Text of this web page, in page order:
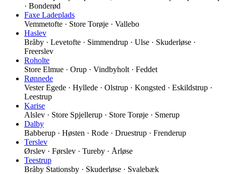
· Bonderød
Faxe Ladeplads
Vemmetofte · Store Torøje · Vallebo
Haslev
Bråby · Levetofte · Simmendrup · Ulse · Skuderløse ·
Freerslev
Roholte
Store Elmue · Orup · Vindbyholt · Feddet
Rønnede
Vester Egede · Hyllede · Olstrup · Kongsted · Eskildstrup ·
Leestrup
Karise
Alslev · Store Spjellerup · Store Torøje · Smerup
Dalby
Babberup · Høsten · Rode · Druestrup · Frenderup
Terslev
Ørslev · Førslev · Tureby · Årløse
Teestrup
Bråby Stationsby · Skuderløse · Svalebæk